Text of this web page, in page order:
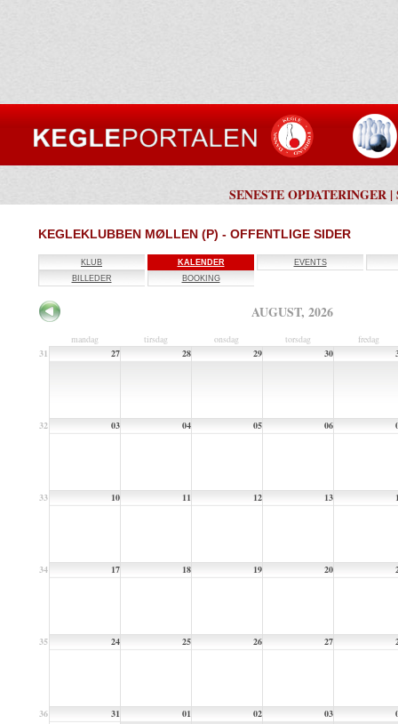
SENESTE OPDATERINGER |
KEGLEKLUBBEN MØLLEN (P) - OFFENTLIGE SIDER
KLUB KALENDER
EVENTS
BILLEDER
BOOKING
AUGUST, 2026
mandag tirsdag onsdag torsdag
fredag
31
27 28 29 30
32 03 04 05 06
33 10 11 12 13
34 17 18 19 20
35 24 25 26 27
36 31 01 02 03